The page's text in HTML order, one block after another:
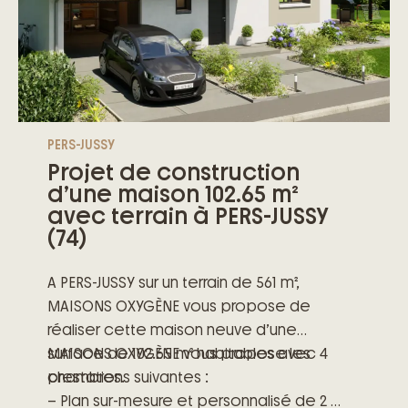
PERS-JUSSY
Projet de construction
d’une maison 102.65 m²
avec terrain à PERS-JUSSY
(74)
A PERS-JUSSY sur un terrain de 561 m²,
MAISONS OXYGÈNE vous propose de
réaliser cette maison neuve d’une
surface de 102.65 m² habitables avec 4
chambres.
MAISONS OXYGÈNE vous propose les
prestations suivantes :
– Plan sur-mesure et personnalisé de 2 à